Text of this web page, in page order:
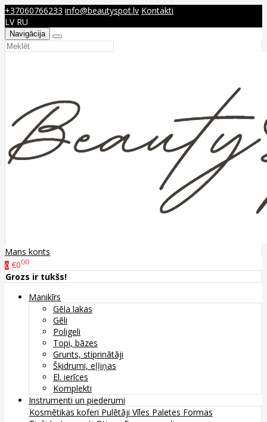
+37060766233 info@beautyspot.lv Kontakti
LV RU
Navigācija
Mans konts
0 €000
Grozs ir tukšs!
Manikīrs
Gēla lakas
Gēli
Poligeli
Topi, bāzes
Grunts, stiprinātāji
Šķidrumi, eļļiņas
El. ierīces
Komplekti
Instrumenti un piederumi
Kosmētikas koferi Pulētāji Vīles Paletes Formas